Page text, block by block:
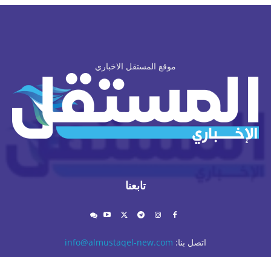
موقع المستقل الاخباري
تابعنا
اتصل بنا: info@almustaqel-new.com